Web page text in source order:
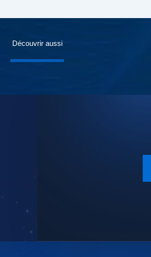
Découvrir aussi